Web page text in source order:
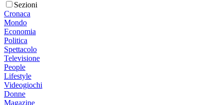
Sezioni
Cronaca
Mondo
Economia
Politica
Spettacolo
Televisione
People
Lifestyle
Videogiochi
Donne
Magazine